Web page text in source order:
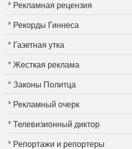
Рекламная рецензия
Рекорды Гиннеса
Газетная утка
Жесткая реклама
Законы Политца
Рекламный очерк
Телевизионный диктор
Репортажи и репортеры